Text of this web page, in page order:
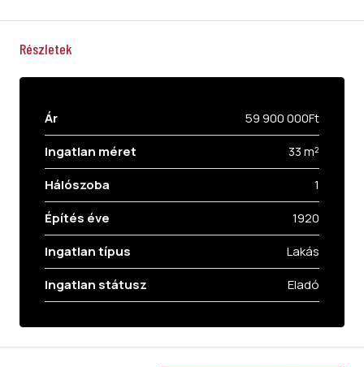
Részletek
Ár
59 900 000Ft
Ingatlan méret
33 m²
Hálószoba
1
Építés éve
1920
Ingatlan típus
Lakás
Ingatlan státusz
Eladó